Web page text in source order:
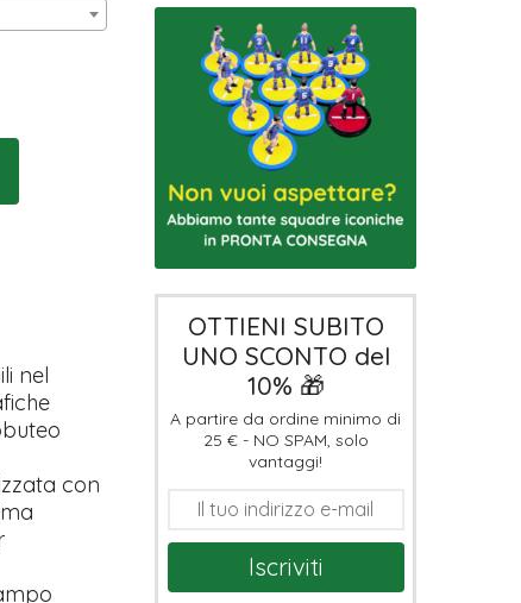
nel
con
OTTIENI SUBITO
UNO SCONTO del
10% 🎁
A partire da ordine minimo di
25 € - NO SPAM, solo
vantaggi!
Iscriviti